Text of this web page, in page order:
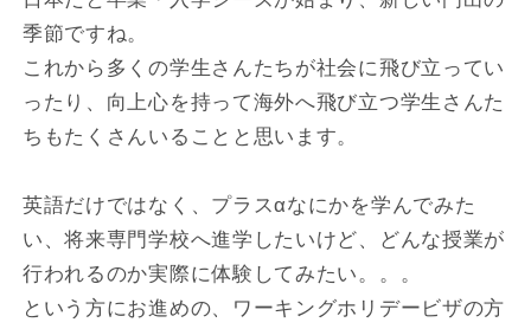
季節ですね。
これから多くの学生さんたちが社会に飛び立ってい
ったり、向上心を持って海外へ飛び立つ学生さんた
ちもたくさんいることと思います。
英語だけではなく、プラスαなにかを学んでみた
い、将来専門学校へ進学したいけど、どんな授業が
行われるのか実際に体験してみたい。。。
という方にお進めの、ワーキングホリデービザの方